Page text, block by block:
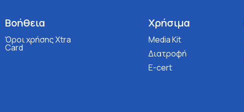
Βοήθεια
Όροι χρήσης Xtra
Card
Χρήσιμα
Media Kit
Διατροφή
E-cert